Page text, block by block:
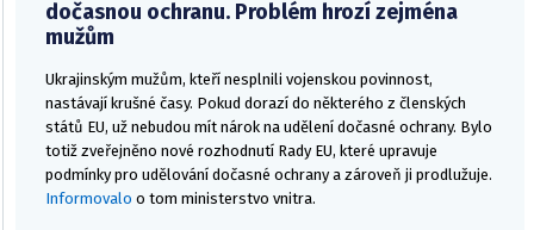
dočasnou ochranu. Problém hrozí zejména
mužům
Ukrajinským mužům, kteří nesplnili vojenskou povinnost,
nastávají krušné časy. Pokud dorazí do některého z členských
států EU, už nebudou mít nárok na udělení dočasné ochrany. Bylo
totiž zveřejněno nové rozhodnutí Rady EU, které upravuje
podmínky pro udělování dočasné ochrany a zároveň ji prodlužuje.
Informovalo o tom ministerstvo vnitra.